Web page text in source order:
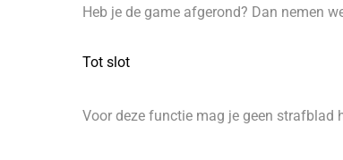
Heb je de game afgerond? Dan nemen
Tot slot
Voor deze functie mag je geen strafblad